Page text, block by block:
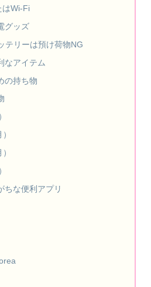
Wi-Fi
グッズ
テリーは預け荷物NG
なアイテム
の持ち物
ちな便利アプリ